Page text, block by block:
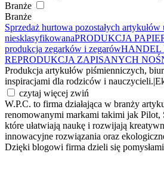
Branże
Branże
Sprzedaż hurtowa pozostałych
niesklasyfikowanaPRODUKCJA
produkcja zegarków i zegarówHANDEL
REPRODUKCJA ZAPISANYCH
Produkcja artykułów piśmienniczych,
inspiracjami dla rodziców i nauczycieli.
czytaj więcej zwiń
W.P.C. to firma działająca w branży
renomowanymi markami takimi jak Pilot,
które ułatwiają naukę i rozwijają
innowacyjne rozwiązania oraz
Dzięki blogowi firma dzieli się